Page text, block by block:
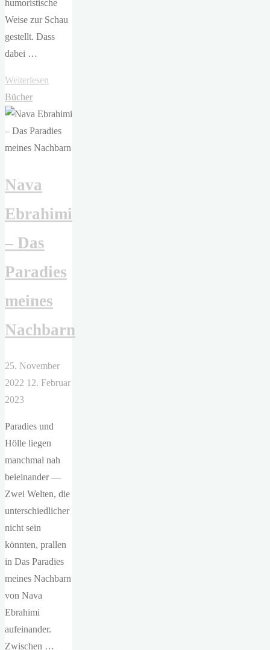
humoristische
Weise zur Schau
gestellt. Dass
dabei …
Weiterlesen
Theater
–
Beute"
Bücher
Nava
Ebrahimi
– Das
Paradies
meines
Nachbarn
25. November
2022 12. Februar
2023
Paradies und
Hölle liegen
manchmal nah
beieinander —
Zwei Welten, die
unterschiedlicher
nicht sein
könnten, prallen
in Das Paradies
meines Nachbarn
von Nava
Ebrahimi
aufeinander.
Zwischen …